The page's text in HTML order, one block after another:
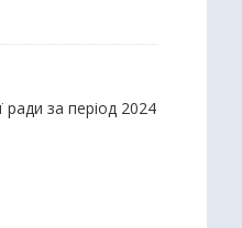
ради за період 2024